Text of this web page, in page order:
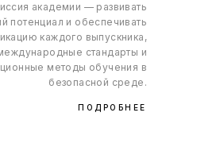
академии — развивать
потенциал и обеспечивать
каждого выпускника,
стандарты и
методы обучения в
безопасной среде.
ПОДРОБНЕЕ